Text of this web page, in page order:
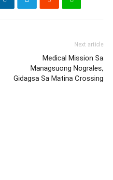
Next article
Medical Mission Sa
Managsuong Nograles,
Gidagsa Sa Matina Crossing